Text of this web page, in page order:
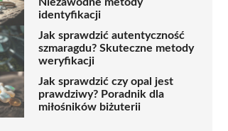
identyfikacji
Jak sprawdzić autentyczność
szmaragdu? Skuteczne metody
weryfikacji
Jak sprawdzić czy opal jest
prawdziwy? Poradnik dla
miłośników biżuterii